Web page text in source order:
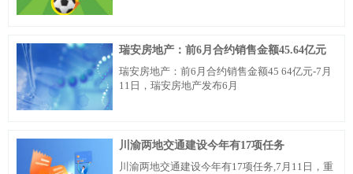
瑞安房地产：前6月合约销售金额45.64亿元
瑞安房地产：前6月合约销售金额45 64亿元-7月
11日，瑞安房地产发布6月
川渝两地交通建设今年有17项任务
川渝两地交通建设今年有17项任务,7月11日，重